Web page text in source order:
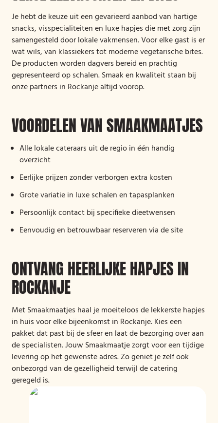
Je hebt de keuze uit een gevarieerd aanbod van hartige
snacks, visspecialiteiten en luxe hapjes die met zorg zijn
samengesteld door lokale vakmensen. Voor elke gast is er
wat wils, van klassiekers tot moderne vegetarische bites.
De producten worden dagvers bereid en prachtig
gepresenteerd op schalen. Smaak en kwaliteit staan bij
onze partners in Rockanje altijd voorop.
VOORDELEN VAN SMAAKMAATJES
Alle lokale cateraars uit de regio in één handig
overzicht
Eerlijke prijzen zonder verborgen extra kosten
Grote variatie in luxe schalen en tapasplanken
Persoonlijk contact bij specifieke dieetwensen
Eenvoudig en betrouwbaar reserveren via de site
ONTVANG HEERLIJKE HAPJES IN
ROCKANJE
Met Smaakmaatjes haal je moeiteloos de lekkerste hapjes
in huis voor elke bijeenkomst in Rockanje. Kies een
pakket dat past bij de sfeer en laat de bezorging over aan
de specialisten. Jouw Smaakmaatje zorgt voor een tijdige
levering op het gewenste adres. Zo geniet je zelf ook
onbezorgd van de gezelligheid terwijl de catering
geregeld is.